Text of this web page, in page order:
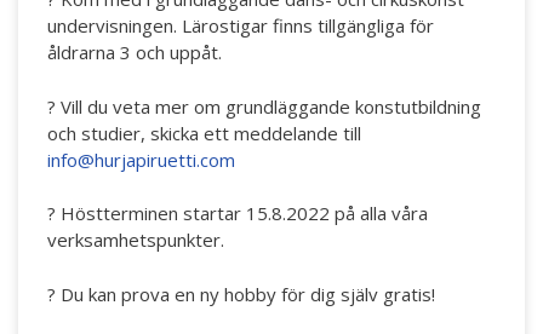
Downloading Future - 2019
Tillgång till konst 2016-2018
North-South 2011-2015
Fenris 2014
undervisningen. Lärostigar finns tillgängliga för
åldrarna 3 och uppåt.
? Vill du veta mer om grundläggande konstutbildning
och studier, skicka ett meddelande till
info@hurjapiruetti.com
? Höstterminen startar 15.8.2022 på alla våra
verksamhetspunkter.
? Du kan prova en ny hobby för dig själv gratis!